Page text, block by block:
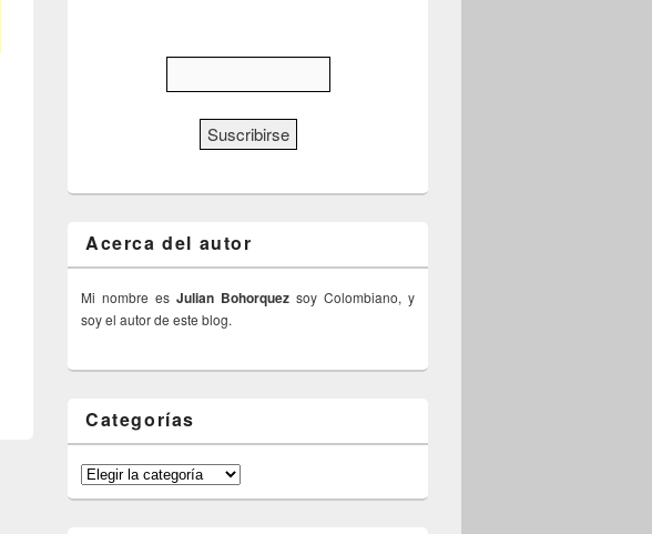
Acerca del autor
Mi nombre es Julian Bohorquez soy Colombiano, y
soy el autor de este blog.
Categorías
Categorías